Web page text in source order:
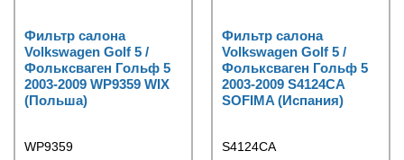
Фильтр салона
Volkswagen Golf 5 /
Фольксваген Гольф 5
2003-2009 WP9359 WIX
(Польша)
WP9359
Фильтр салона
Volkswagen Golf 5 /
Фольксваген Гольф 5
2003-2009 S4124CA
SOFIMA (Испания)
S4124CA